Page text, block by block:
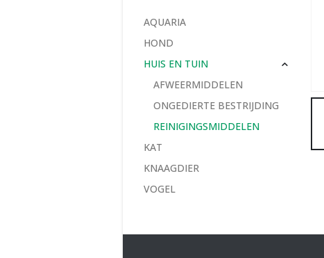
AQUARIA
HOND
HUIS EN TUIN
AFWEERMIDDELEN
ONGEDIERTE BESTRIJDING
REINIGINGSMIDDELEN
KAT
KNAAGDIER
VOGEL